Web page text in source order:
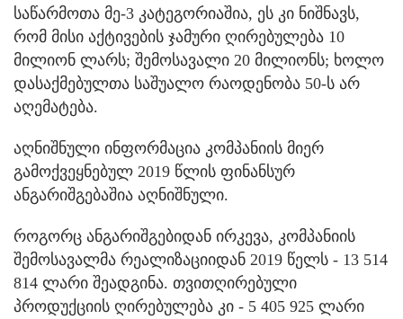
საწარმოთა მე-3 კატეგორიაშია, ეს კი ნიშნავს,
რომ მისი აქტივების ჯამური ღირებულება 10
მილიონ ლარს; შემოსავალი 20 მილიონს; ხოლო
დასაქმებულთა საშუალო რაოდენობა 50-ს არ
აღემატება.
აღნიშნული ინფორმაცია კომპანიის მიერ
გამოქვეყნებულ 2019 წლის ფინანსურ
ანგარიშგებაშია აღნიშნული.
როგორც ანგარიშგებიდან ირკევა, კომპანიის
შემოსავალმა რეალიზაციიდან 2019 წელს - 13 514
814 ლარი შეადგინა. თვითღირებული
პროდუქციის ღირებულება კი - 5 405 925 ლარი